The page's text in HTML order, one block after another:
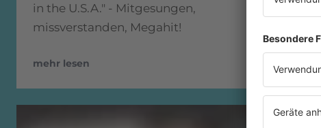
in the U.S.A." - Mitgesungen,
missverstanden, Megahit!
mehr lesen